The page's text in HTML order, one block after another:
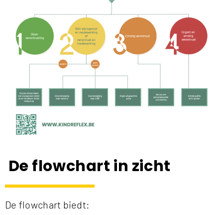
De flowchart in zicht
De flowchart biedt: